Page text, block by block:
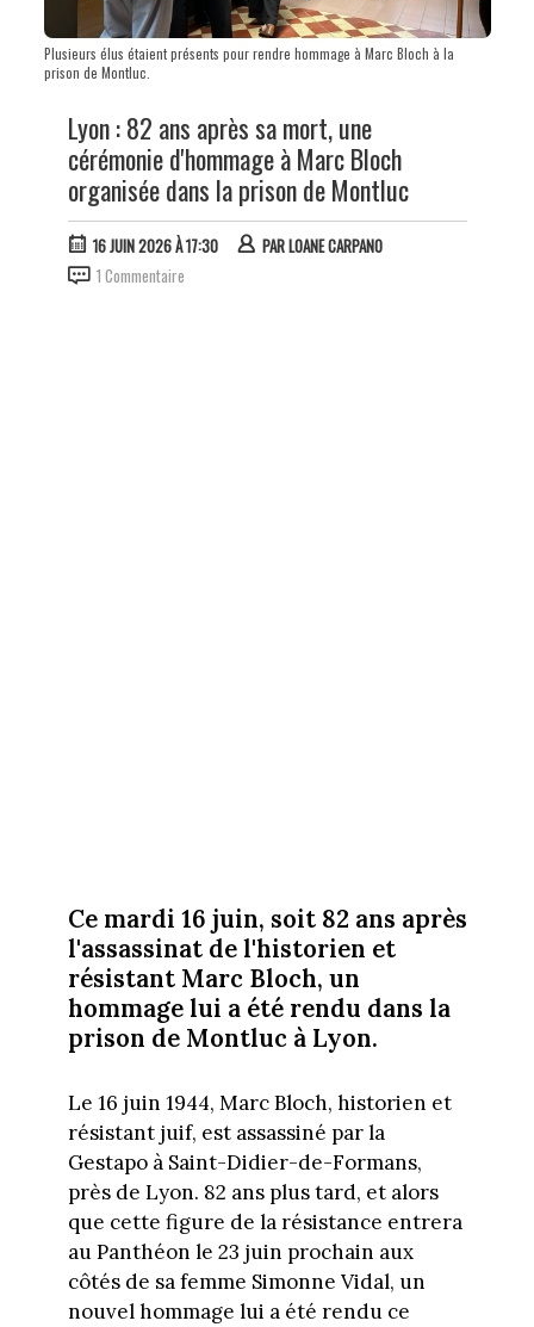
Plusieurs élus étaient présents pour rendre hommage à Marc Bloch à la
prison de Montluc.
Lyon : 82 ans après sa mort, une
cérémonie d'hommage à Marc Bloch
organisée dans la prison de Montluc
16 JUIN 2026 À 17:30 PARLOANE CARPANO
1 Commentaire
Ce mardi 16 juin, soit 82 ans après
l'assassinat de l'historien et
résistant Marc Bloch, un
hommage lui a été rendu dans la
prison de Montluc à Lyon.
Le 16 juin 1944, Marc Bloch, historien et
résistant juif, est assassiné par la
Gestapo à Saint-Didier-de-Formans,
près de Lyon. 82 ans plus tard, et alors
que cette figure de la résistance entrera
au Panthéon le 23 juin prochain aux
côtés de sa femme Simonne Vidal, un
nouvel hommage lui a été rendu ce